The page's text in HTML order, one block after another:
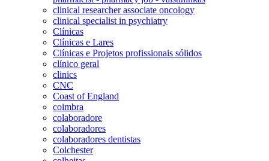
clinical researcher associate oncology
clinical specialist in psychiatry
Clínicas
Clínicas e Lares
Clínicas e Projetos profissionais sólidos
clínico geral
clinics
CNC
Coast of England
coimbra
colaboradore
colaboradores
colaboradores dentistas
Colchester